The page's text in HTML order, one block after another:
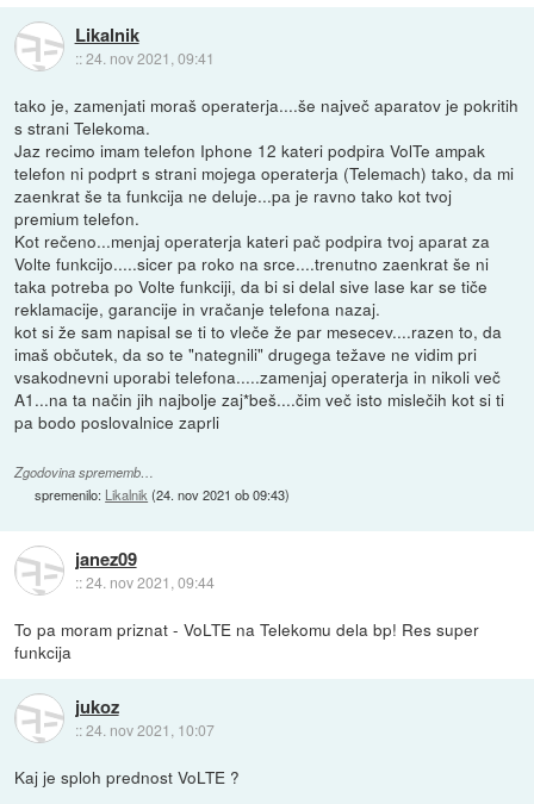
Likalnik
::24. nov 2021, 09:41
tako je, zamenjati moraš operaterja....še največ aparatov je pokritih
s strani Telekoma.
Jaz recimo imam telefon Iphone 12 kateri podpira VolTe ampak
telefon ni podprt s strani mojega operaterja (Telemach) tako, da mi
zaenkrat še ta funkcija ne deluje...pa je ravno tako kot tvoj
premium telefon.
Kot rečeno...menjaj operaterja kateri pač podpira tvoj aparat za
Volte funkcijo.....sicer pa roko na srce....trenutno zaenkrat še ni
taka potreba po Volte funkciji, da bi si delal sive lase kar se tiče
reklamacije, garancije in vračanje telefona nazaj.
kot si že sam napisal se ti to vleče že par mesecev....razen to, da
imaš občutek, da so te "nategnili" drugega težave ne vidim pri
vsakodnevni uporabi telefona.....zamenjaj operaterja in nikoli več
A1...na ta način jih najbolje zaj*beš....čim več isto mislečih kot si ti
pa bodo poslovalnice zaprli
Zgodovina sprememb…
spremenilo: Likalnik (24. nov 2021 ob 09:43)
janez09
::24. nov 2021, 09:44
To pa moram priznat - VoLTE na Telekomu dela bp! Res super
funkcija
jukoz
::24. nov 2021, 10:07
Kaj je sploh prednost VoLTE ?